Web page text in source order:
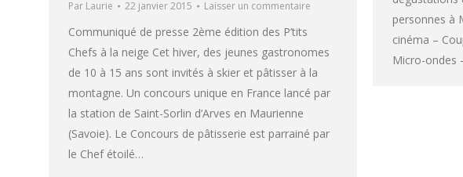
personnes à
cinéma –
Micro-ondes
Par Laurie 22 janvier 2015 Laisser un commentaire
Communiqué de presse 2ème édition des P’tits
Chefs à la neige Cet hiver, des jeunes gastronomes
de 10 à 15 ans sont invités à skier et pâtisser à la
montagne. Un concours unique en France lancé par
la station de Saint-Sorlin d’Arves en Maurienne
(Savoie). Le Concours de pâtisserie est parrainé par
le Chef étoilé…